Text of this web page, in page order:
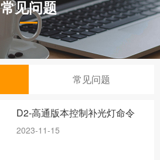
解决方案
帮助中心
SDK&文档
关于我们
问答中心
常见问题
常见问题
D2-高通版本控制补光灯命令
2023-11-15